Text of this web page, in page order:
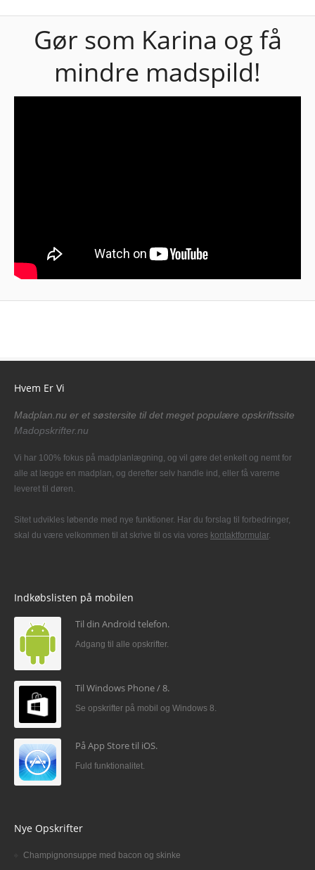
Gør som Karina og få
mindre madspild!
Hvem Er Vi
Madplan.nu er et søstersite til det meget populære opskriftssite
Madopskrifter.nu
Vi har 100% fokus på madplanlægning, og vil gøre det enkelt og nemt for
alle at lægge en madplan, og derefter selv handle ind, eller få varerne
leveret til døren.
Sitet udvikles løbende med nye funktioner. Har du forslag til forbedringer,
skal du være velkommen til at skrive til os via vores kontaktformular.
Indkøbslisten på mobilen
Til din Android telefon.
Adgang til alle opskrifter.
Til Windows Phone / 8.
Se opskrifter på mobil og Windows 8.
På App Store til iOS.
Fuld funktionalitet.
Nye Opskrifter
Champignonsuppe med bacon og skinke